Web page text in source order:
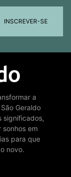
INSCREVER-SE
a
Geraldo
significados,
em
para que
novo.